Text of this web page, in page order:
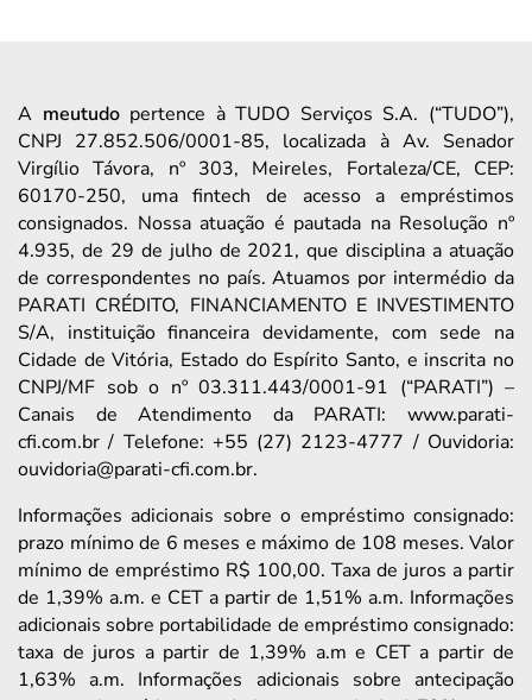
A meutudopertence à TUDO Serviços S.A. (“TUDO”),
CNPJ 27.852.506/0001-85, localizada à Av. Senador
Virgílio Távora, nº 303, Meireles, Fortaleza/CE, CEP:
60170-250, uma fintech de acesso a empréstimos
consignados. Nossa atuação é pautada na Resolução nº
4.935, de 29 de julho de 2021, que disciplina a atuação
de correspondentes no país. Atuamos por intermédio da
PARATI CRÉDITO, FINANCIAMENTO E INVESTIMENTO
S/A, instituição financeira devidamente, com sede na
Cidade de Vitória, Estado do Espírito Santo, e inscrita no
CNPJ/MF sob o nº 03.311.443/0001-91 (“PARATI”) –
Canais de Atendimento da PARATI: www.parati-
cfi.com.br / Telefone: +55 (27) 2123-4777 / Ouvidoria:
ouvidoria@parati-cfi.com.br.
Informações adicionais sobre o empréstimo consignado:
prazo mínimo de 6 meses e máximo de 108 meses. Valor
mínimo de empréstimo R$ 100,00. Taxa de juros a partir
de 1,39% a.m. e CET a partir de 1,51% a.m. Informações
adicionais sobre portabilidade de empréstimo consignado:
taxa de juros a partir de 1,39% a.m e CET a partir de
1,63% a.m. Informações adicionais sobre antecipação